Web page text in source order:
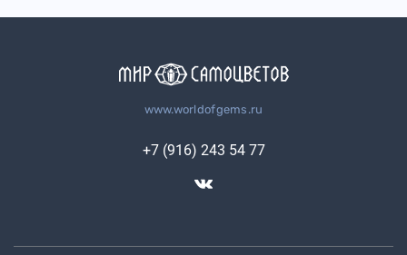
www.worldofgems.ru
+7 (916) 243 54 77